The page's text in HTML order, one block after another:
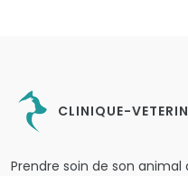
CLINIQUE-
Prendre soin de son